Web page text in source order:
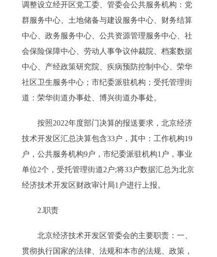
调整设立经开区党工委、管委会公共服务机构：党
群服务中心、土地储备与建设服务中心、财务结算
中心、政务服务中心、公共资源管理服务中心、社
会保险保障中心、劳动人事争议仲裁院、档案数据
中心、产经政策研究院、疾病预防控制中心、荣华
社区卫生服务中心；市纪委派驻机构；受托管理街
道：荣华街道办事处、博兴街道办事处。
按照2022年度部门决算的报送要求，北京经济
技术开发区汇总决算包含33户，其中：工作机构19
户，公共服务机构9户，市纪委派驻机构1户，事业
单位2个，受托管理街道2户;将33户数据汇总为北京
经济技术开发区财政审计局1户进行上报。
2.职责
北京经济技术开发区管委会的主要职责：一、
贯彻执行国家的法律、法规和本市的法规、政策，